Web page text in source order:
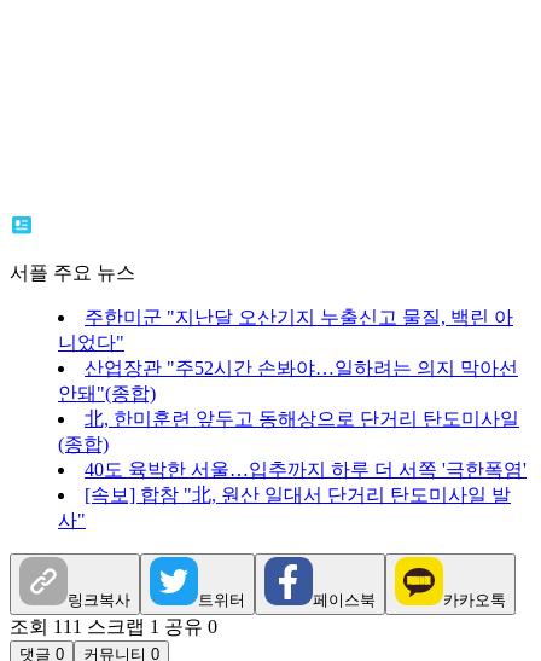
서플 주요 뉴스
주한미군 "지난달 오산기지 누출신고 물질, 백린 아
니었다"
산업장관 "주52시간 손봐야…일하려는 의지 막아선
안돼"(종합)
北, 한미훈련 앞두고 동해상으로 단거리 탄도미사일
(종합)
40도 육박한 서울…입추까지 하루 더 서쪽 '극한폭염'
[속보] 합참 "北, 원산 일대서 단거리 탄도미사일 발
사"
링크복사 트위터 페이스북 카카오톡
조회 111 스크랩 1 공유 0
댓글 0 커뮤니티 0